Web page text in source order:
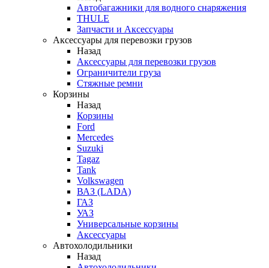
Автобагажники для водного снаряжения
THULE
Запчасти и Аксессуары
Аксессуары для перевозки грузов
Назад
Аксессуары для перевозки грузов
Ограничители груза
Стяжные ремни
Корзины
Назад
Корзины
Ford
Mercedes
Suzuki
Tagaz
Tank
Volkswagen
ВАЗ (LADA)
ГАЗ
УАЗ
Универсальные корзины
Аксессуары
Автохолодильники
Назад